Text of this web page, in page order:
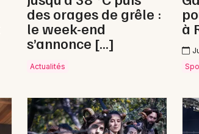
des orages de grêle :
le week-end
s’annonce […]
Actualités
à